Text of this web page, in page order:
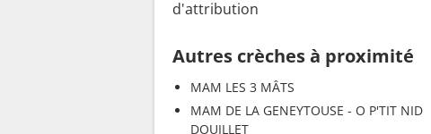
d'attribution
Autres crèches à proximité
MAM LES 3 MÂTS
MAM DE LA GENEYTOUSE - O P'TIT NID
DOUILLET